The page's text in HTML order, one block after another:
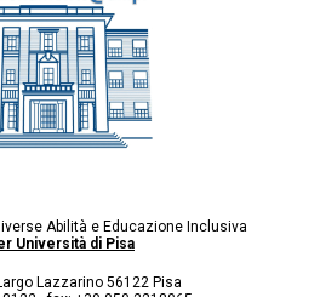
Abilità e Educazione Inclusiva
Università di Pisa
Lazzarino 56122 Pisa